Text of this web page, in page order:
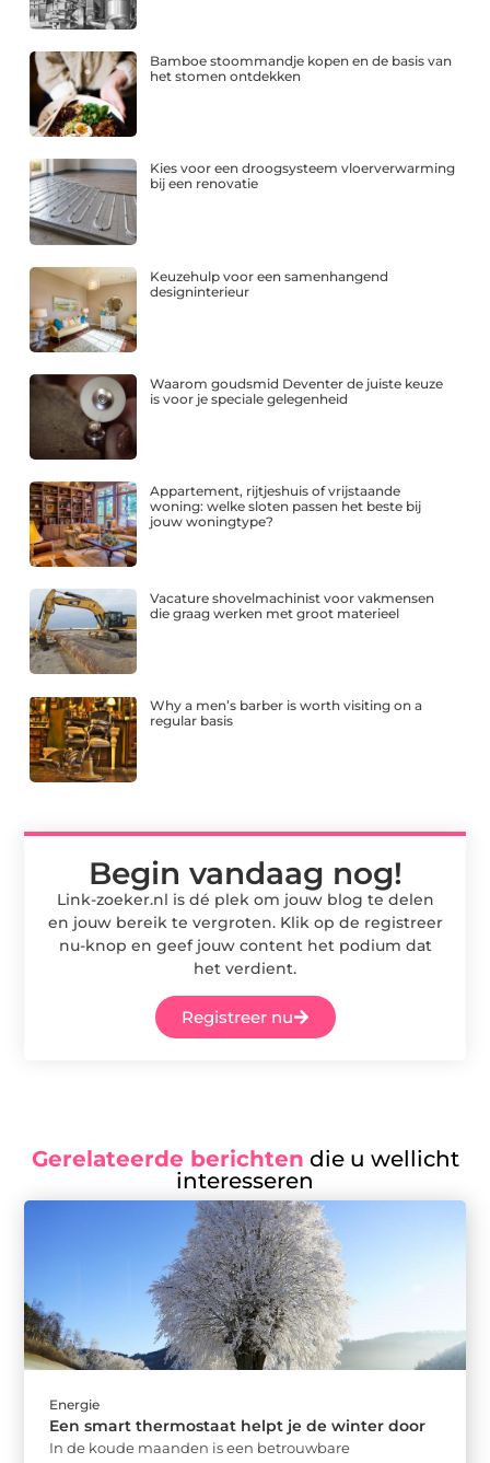
Bamboe stoommandje kopen en de basis van
het stomen ontdekken
Kies voor een droogsysteem vloerverwarming
bij een renovatie
Keuzehulp voor een samenhangend
designinterieur
Waarom goudsmid Deventer de juiste keuze
is voor je speciale gelegenheid
Appartement, rijtjeshuis of vrijstaande
woning: welke sloten passen het beste bij
jouw woningtype?
Vacature shovelmachinist voor vakmensen
die graag werken met groot materieel
Why a men’s barber is worth visiting on a
regular basis
Begin vandaag nog!
Link-zoeker.nl is dé plek om jouw blog te delen
en jouw bereik te vergroten. Klik op de registreer
nu-knop en geef jouw content het podium dat
het verdient.
Registreer nu
Gerelateerde berichten die u wellicht
interesseren
Energie
Een smart thermostaat helpt je de winter door
In de koude maanden is een betrouwbare